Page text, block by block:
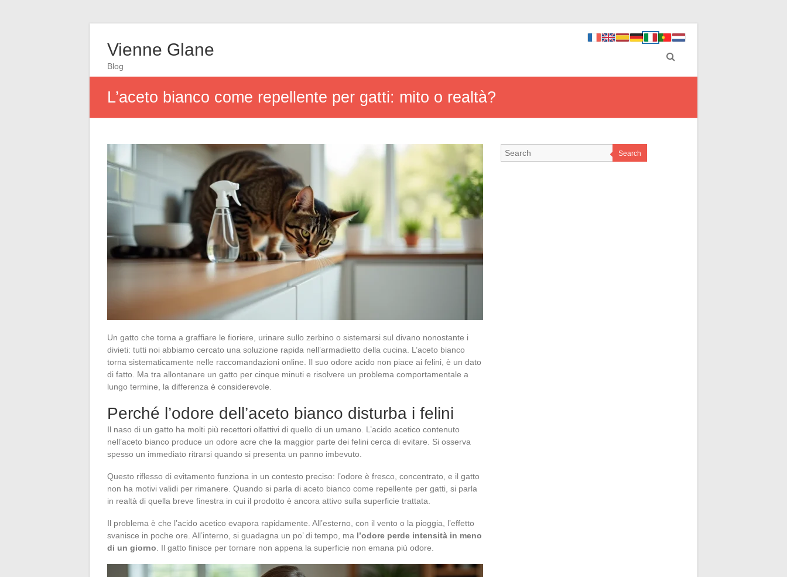
Vienne Glane
Blog
L’aceto bianco come repellente per gatti: mito o realtà?
Un gatto che torna a graffiare le fioriere, urinare sullo zerbino o sistemarsi sul divano nonostante i
divieti: tutti noi abbiamo cercato una soluzione rapida nell’armadietto della cucina. L’aceto bianco
torna sistematicamente nelle raccomandazioni online. Il suo odore acido non piace ai felini, è un dato
di fatto. Ma tra allontanare un gatto per cinque minuti e risolvere un problema comportamentale a
lungo termine, la differenza è considerevole.
Perché l’odore dell’aceto bianco disturba i felini
Il naso di un gatto ha molti più recettori olfattivi di quello di un umano. L’acido acetico contenuto
nell’aceto bianco produce un odore acre che la maggior parte dei felini cerca di evitare. Si osserva
spesso un immediato ritrarsi quando si presenta un panno imbevuto.
Questo riflesso di evitamento funziona in un contesto preciso: l’odore è fresco, concentrato, e il gatto
non ha motivi validi per rimanere. Quando si parla di aceto bianco come repellente per gatti, si parla
in realtà di quella breve finestra in cui il prodotto è ancora attivo sulla superficie trattata.
Il problema è che l’acido acetico evapora rapidamente. All’esterno, con il vento o la pioggia, l’effetto
svanisce in poche ore. All’interno, si guadagna un po’ di tempo, ma l’odore perde intensità in meno
di un giorno . Il gatto finisce per tornare non appena la superficie non emana più odore.
Search